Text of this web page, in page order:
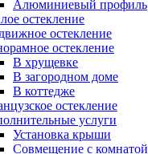
Алюминиевый профиль
остекление
остекление
остекление
В хрущевке
В загородном доме
В коттедже
остекление
услуги
Установка крыши
Совмещение с комнатой